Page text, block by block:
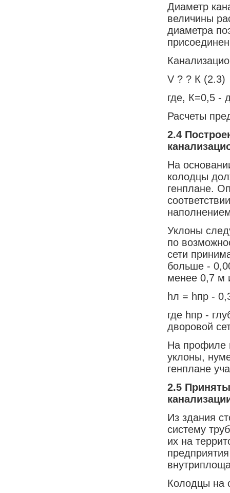
Диаметр
величины
диаметра
V ? ? К (2.3)
где, К=0,5 -
Расчеты
2.4
На
колодцы
генплане.
Уклоны
по
сети
больше -
менее 0,7 м
hл = hпр -
где hпр -
дворовой
На профиле
уклоны,
генплане
2.5
Из здания
систему
их на
Колодцы на